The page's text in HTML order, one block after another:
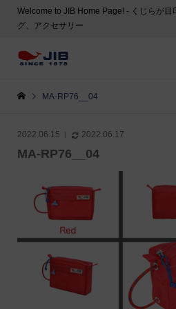
Welcome to JIB Home Page! ‐ くじらが目
グ、アクセサリー
MA-RP76__04
2022.06.15 2022.06.17
MA-RP76__04